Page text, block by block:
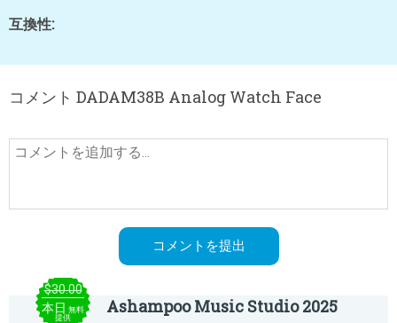
互換性:
コメント DADAM38B Analog Watch Face
$30.00
本日 無料
提供
Ashampoo Music Studio 2025